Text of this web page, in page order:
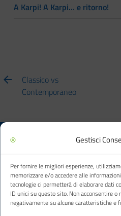
Gestisci
Per fornire le migliori esperienze,
memorizzare e/o accedere alle
tecnologie ci permetterà di elaborare dati
ID unici su questo sito. Non acconsentire
negativamente su alcune caratteristiche e
A Karpi! A Karpi… e ritorno!
Classico vs
Contemporaneo
Città di Carpi